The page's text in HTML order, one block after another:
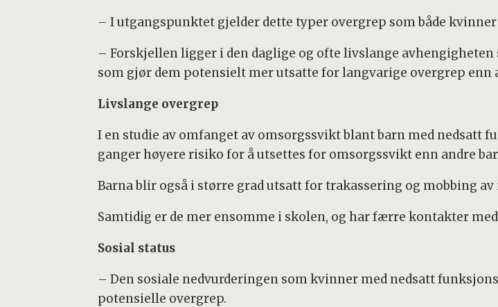
– I utgangspunktet gjelder dette typer overgrep som både
– Forskjellen ligger i den daglige og ofte livslange
som gjør dem potensielt mer utsatte for langvarige overgrep enn
Livslange overgrep
I en studie av omfanget av omsorgssvikt blant barn med nedsatt
ganger høyere risiko for å utsettes for omsorgssvikt enn andre
Barna blir også i større grad utsatt for trakassering og mobbing av
Samtidig er de mer ensomme i skolen, og har færre kontakter
Sosial status
– Den sosiale nedvurderingen som kvinner med nedsatt
potensielle overgrep.